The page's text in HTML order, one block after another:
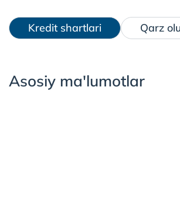
Kredit shartlari Qarz
Asosiy ma'lumotlar